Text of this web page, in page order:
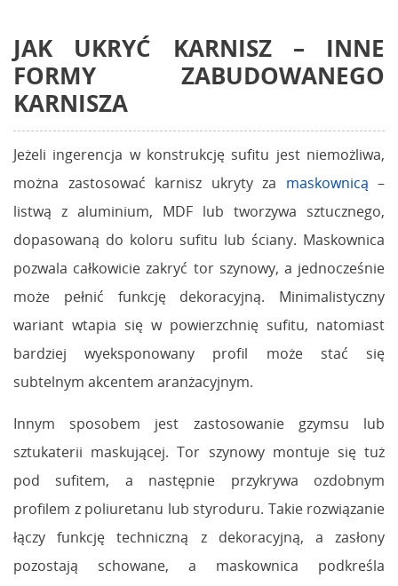
JAK UKRYĆ KARNISZ – INNE
FORMY ZABUDOWANEGO
KARNISZA
Jeżeli ingerencja w konstrukcję sufitu jest niemożliwa,
można zastosować karnisz ukryty za maskownicą –
listwą z aluminium, MDF lub tworzywa sztucznego,
dopasowaną do koloru sufitu lub ściany. Maskownica
pozwala całkowicie zakryć tor szynowy, a jednocześnie
może pełnić funkcję dekoracyjną. Minimalistyczny
wariant wtapia się w powierzchnię sufitu, natomiast
bardziej wyeksponowany profil może stać się
subtelnym akcentem aranżacyjnym.
Innym sposobem jest zastosowanie gzymsu lub
sztukaterii maskującej. Tor szynowy montuje się tuż
pod sufitem, a następnie przykrywa ozdobnym
profilem z poliuretanu lub styroduru. Takie rozwiązanie
łączy funkcję techniczną z dekoracyjną, a zasłony
pozostają schowane, a maskownica podkreśla